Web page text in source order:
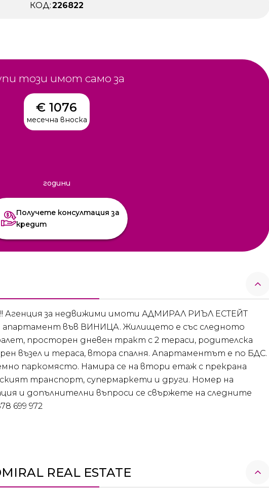
КОД:226822
този имот само за
€ 1076
месечна вноска
години
Получете консултация за
кредит
Агенция за недвижими имоти АДМИРАЛ РИЪЛ ЕСТЕЙТ
апартамент във ВИНИЦА. Жилището е със следното
просторен дневен тракт с 2 тераси, родителска
възел и тераса, втора спалня. Апартаментът е по БДС.
паркомясто. Намира се на втори етаж с прекрана
транспорт, супермаркети и други. Номер на
и допълнителни въпроси се свържете на следните
699 972
REAL ESTATE